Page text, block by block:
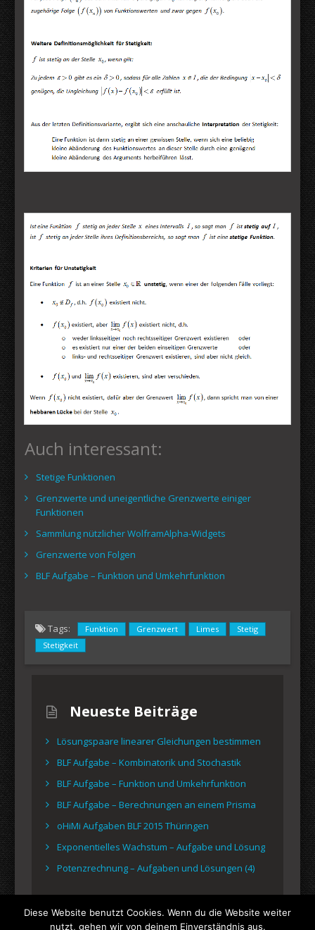
Auch interessant:
Stetige Funktionen
Grenzwerte und uneigentliche Grenzwerte einiger
Funktionen
Sammlung nützlicher WolframAlpha-Widgets
Grenzwerte von Folgen
BLF Aufgabe – Funktion und Umkehrfunktion
Tags: Funktion Grenzwert Limes
Stetig
Stetigkeit
Neueste Beiträge
Lösungspaare linearer Gleichungen bestimmen
BLF Aufgabe – Kombinatorik und Stochastik
BLF Aufgabe – Funktion und Umkehrfunktion
BLF Aufgabe – Berechnungen an einem Prisma
oHiMi Aufgaben BLF 2015 Thüringen
Exponentielles Wachstum – Aufgabe und Lösung
Potenzrechnung – Aufgaben und Lösungen (4)
Diese Website benutzt Cookies. Wenn du die Website weiter
nutzt, gehen wir von deinem Einverständnis aus.